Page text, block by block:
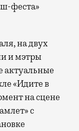
феста»
на двух
и мэтры
актуальные
«Идите в
на сцене
с